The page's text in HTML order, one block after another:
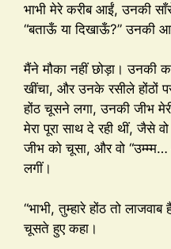
भाभी मेरे करीब आईं, उनकी
“बताऊँ या दिखाऊँ?” उनकी
मैंने मौका नहीं छोड़ा। उनकी
खींचा, और उनके रसीले होंठों
होंठ चूसने लगा, उनकी जीभ
मेरा पूरा साथ दे रही थीं, जैसे
जीभ को चूसा, और वो
लगीं।
“भाभी, तुम्हारे होंठ तो
चूसते हुए कहा।